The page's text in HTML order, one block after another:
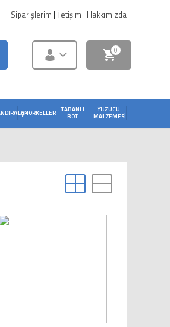
Siparişlerim | İletişim | Hakkımızda
0
ŞNORKELLER TABANLI
BOT
YÜZÜCÜ
MALZEMESI